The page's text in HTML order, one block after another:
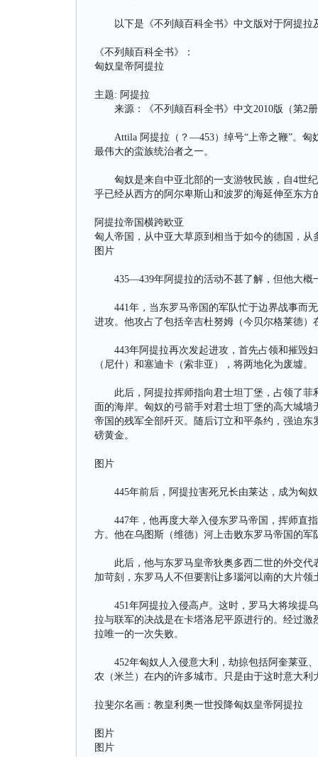
以下是《不列颠百科全书》中文版对于阿提拉
《不列颠百科全书》：
匈奴皇帝阿提拉
主题: 阿提拉
来源：《不列颠百科全书》中文2010版（第2册
Attila 阿提拉（？—453）绰号“上帝之鞭”。匈
最伟大的蛮族统治者之一。
匈奴是来自中亚北部的一支游牧民族，自4世纪
乎已经从西方的阿尔卑斯山和波罗的海延伸至东方
阿提拉帝国横跨欧亚
匈人帝国，从中亚大草原到相当于如今的德国，从
图片
435—439年阿提拉的活动不甚了解，但他大概
441年，当东罗马帝国的军队忙于边界战事而无
进攻。他攻占了包括辛吉杜努姆（今贝尔格莱德
443年阿提拉再次发起进攻，首先占领和摧毁妇
（尼什）和塞迪卡（索非亚），将两地化为废墟。
此后，阿提拉挥师指向君士坦丁堡，占领了菲
面的海岸。匈奴的弓箭手对君士坦丁堡的高大城
帝国的残军全部歼灭。随后订立和平条约，强迫东
磅黄金。
图片
445年前后，阿提拉害死兄长由莱达，成为匈奴
447年，他再度大举入侵东罗马帝国，挥师直指
方。他在乌图斯（维德）河上击败东罗马帝国的
此后，他与东罗马皇帝狄奥多西二世的外交代
加苛刻，东罗马人不但要割让多瑙河以南的大片
451年阿提拉入侵高卢。这时，罗马大将埃提乌
拉与联军的决战是在卡塔洛尼平原进行的。经过
拉唯一的一次失败。
452年匈奴人入侵意大利，劫掠包括阿奎莱亚、
农（米兰）在内的许多城市。只是由于这时意大
拉斐尔名画：教皇利奥一世投降匈奴皇帝阿提拉
图片
图片